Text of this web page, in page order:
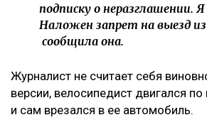
подписку о неразглашении.
Наложен запрет на выезд
сообщила она.
Журналист не считает себя
версии, велосипедист двигался
и сам врезался в ее автомобиль.